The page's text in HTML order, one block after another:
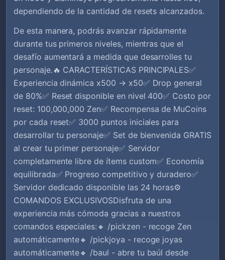
dependiendo de la cantidad de resets alcanzados.
De esta manera, podrás avanzar rápidamente
durante tus primeros niveles, mientras que el
desafío aumentará a medida que desarrolles tu
personaje.🔥 CARACTERÍSTICAS PRINCIPALES✅
Experiencia dinámica x500 → x50✅ Drop general
de 80%✅ Reset disponible en nivel 400✅ Costo por
reset: 100,000,000 Zen✅ Recompensa de MuCoins
por cada reset✅ 3000 puntos iniciales para
desarrollar tu personaje✅ Set de bienvenida GRATIS
al crear tu primer personaje✅ Servidor
completamente libre de ítems custom✅ Economía
equilibrada✅ Progreso competitivo y duradero✅
Servidor dedicado disponible las 24 horas⚙️
COMANDOS EXCLUSIVOSDisfruta de una
experiencia más cómoda gracias a nuestros
comandos especiales:🔸 /pickzen - recoge Zen
automáticamente🔸 /pickjoya - recoge joyas
automáticamente🔸 /baul - abre tu baúl desde